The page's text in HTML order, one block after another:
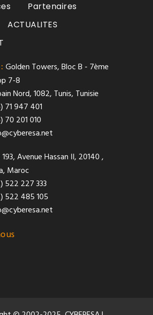
Partenaires
ACTUALITES
Golden Towers, Bloc B - 7ème
7-8
Nord, 1082, Tunis, Tunisie
71 947 401
70 201 010
193, Avenue Hassan II, 20140 ,
Maroc
522 227 333
522 485 105